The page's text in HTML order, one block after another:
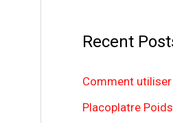
Recent
Comment
Placoplatre